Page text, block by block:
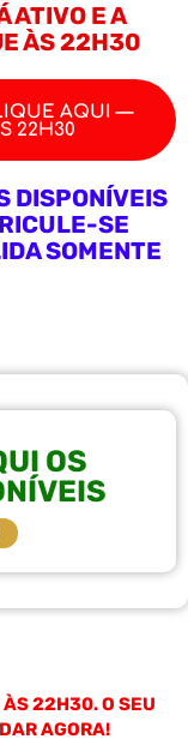
ATIVO E A
ÀS 22H30
AQUI —
22H30
DISPONÍVEIS
SE
SOMENTE
OS
22H30. O SEU
AGORA!